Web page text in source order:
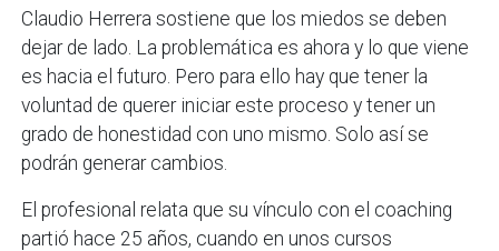
Claudio Herrera sostiene que los miedos se deben
dejar de lado. La problemática es ahora y lo que viene
es hacia el futuro. Pero para ello hay que tener la
voluntad de querer iniciar este proceso y tener un
grado de honestidad con uno mismo. Solo así se
podrán generar cambios.
El profesional relata que su vínculo con el coaching
partió hace 25 años, cuando en unos cursos